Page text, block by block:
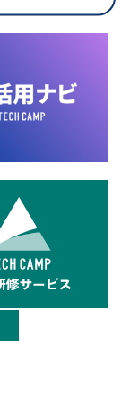
について
プラットフォ
歴及びその分
びつけた上